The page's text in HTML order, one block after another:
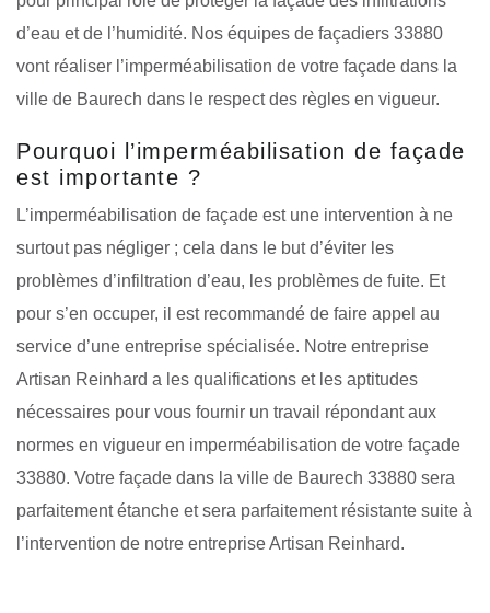
d’eau et de l’humidité. Nos équipes de façadiers 33880
vont réaliser l’imperméabilisation de votre façade dans la
ville de Baurech dans le respect des règles en vigueur.
Pourquoi l’imperméabilisation de façade
est importante ?
L’imperméabilisation de façade est une intervention à ne
surtout pas négliger ; cela dans le but d’éviter les
problèmes d’infiltration d’eau, les problèmes de fuite. Et
pour s’en occuper, il est recommandé de faire appel au
service d’une entreprise spécialisée. Notre entreprise
Artisan Reinhard a les qualifications et les aptitudes
nécessaires pour vous fournir un travail répondant aux
normes en vigueur en imperméabilisation de votre façade
33880. Votre façade dans la ville de Baurech 33880 sera
parfaitement étanche et sera parfaitement résistante suite à
l’intervention de notre entreprise Artisan Reinhard.